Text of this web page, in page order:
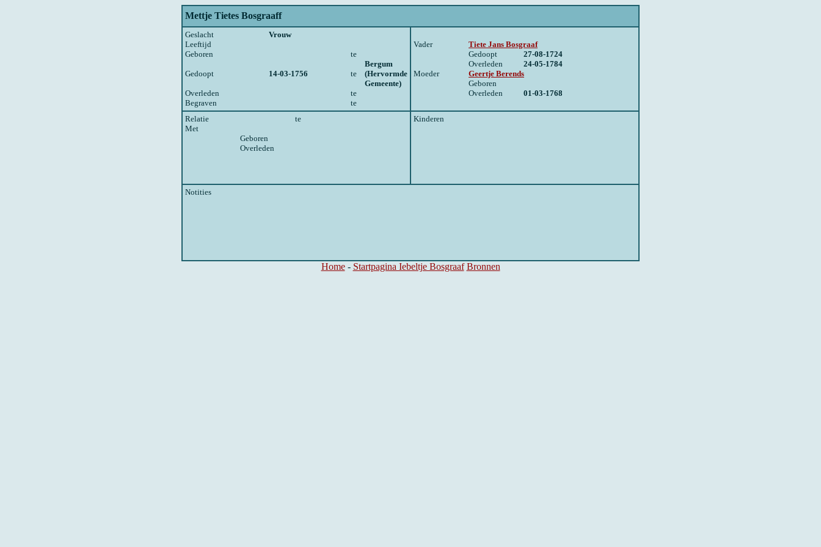
Mettje Tietes Bosgraaff
Geslacht
Vrouw
Leeftijd
Geboren
te
Gedoopt 14-03-1756 te
Bergum
(Hervormde
Gemeente)
Overleden
te
Begraven
te
Vader
Tiete Jans Bosgraaf
Gedoopt
27-08-1724
Overleden
24-05-1784
Moeder
Geertje Berends
Geboren
Overleden
01-03-1768
Relatie
te
Met
Geboren
Overleden
Kinderen
Notities
Home- Startpagina Iebeltje Bosgraaf Bronnen